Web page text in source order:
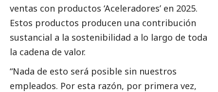
ventas con productos ‘Aceleradores’ en 2025.
Estos productos producen una contribución
sustancial a la sostenibilidad a lo largo de toda
la cadena de valor.
“Nada de esto será posible sin nuestros
empleados. Por esta razón, por primera vez,